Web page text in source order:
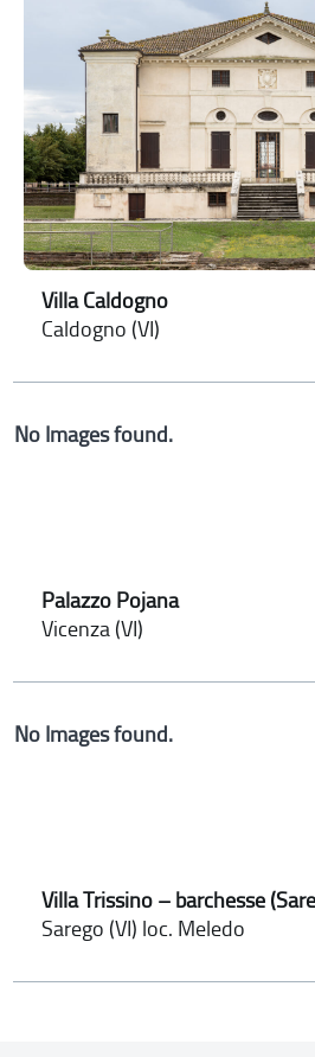
Villa Caldogno
Caldogno (VI)
No Images found.
Palazzo Pojana
Vicenza (VI)
No Images found.
Villa Trissino – barchesse
Sarego (VI) loc. Meledo